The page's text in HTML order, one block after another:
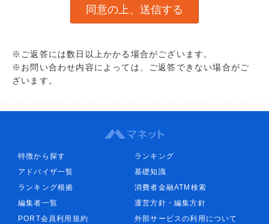
※ご返答には数日以上かかる場合がございます。
※お問い合わせ内容によっては、ご返答できない場合がご
ざいます。
特徴から探す
ランキング
アドバイザ一覧
基礎知識
ランキング根拠
消費者金融ATM検索
編集者一覧
運営方針・編集方針
PORT会員利用規約
外部サービスの利用について